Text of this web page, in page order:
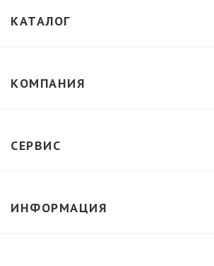
КАТАЛОГ
КОМПАНИЯ
СЕРВИС
ИНФОРМАЦИЯ